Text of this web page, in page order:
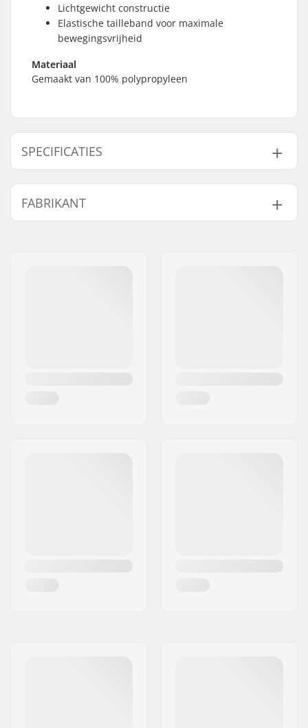
Lichtgewicht constructie
Elastische tailleband voor maximale
bewegingsvrijheid
Materiaal
Gemaakt van 100% polypropyleen
SPECIFICATIES
Activiteit:
Alpine Skiing,
Roller Skiing
FABRIKANT